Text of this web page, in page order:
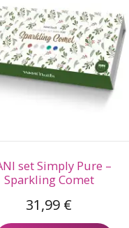
set Simply Pure –
Sparkling Comet
31,99 €